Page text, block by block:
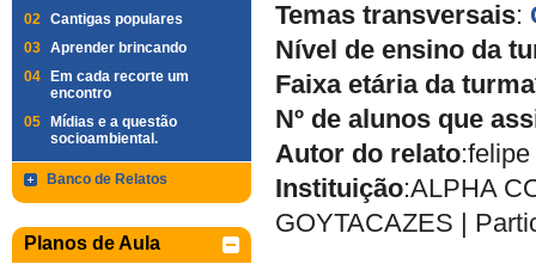
02 Cantigas populares
03 Aprender brincando
04
Em cada recorte um
encontro
05
Mídias e a questão
socioambiental.
Banco de Relatos
Planos de Aula
Temas transversais:
Nível de ensino da
Faixa etária da
Nº de alunos que
Autor do relato:felipe
Instituição:ALPHA
GOYTACAZES